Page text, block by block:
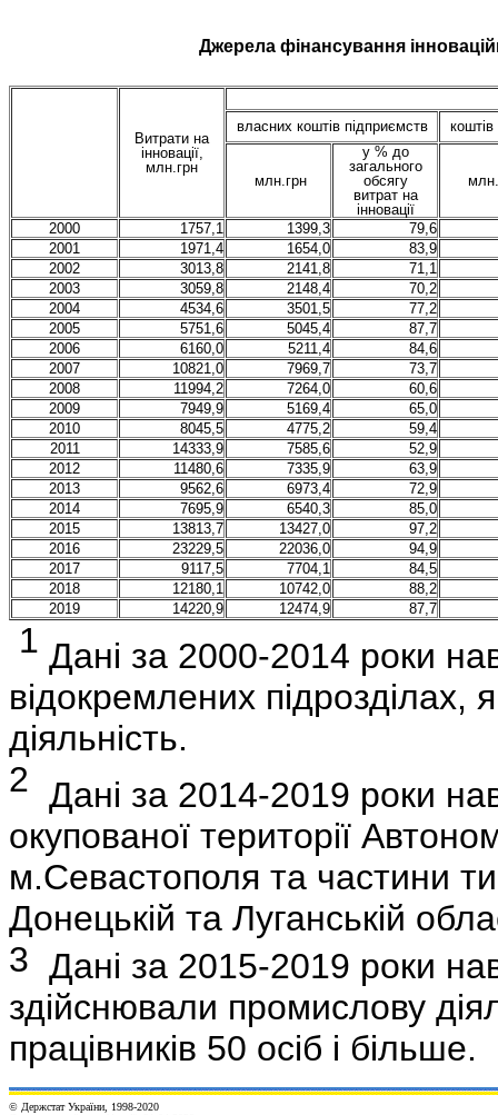
Джерела фінансування
Витрати на
інновації,
млн.грн
власнихкоштів підприємств
млн.грн
у % до
загального
обсягу
витрат на
інновації
2000 1757,1 1399,3
79,6
2001
1971,4 1654,0
83,9
2002
3013,8 2141,8
71,1
2003
3059,8 2148,4
70,2
2004
4534,6 3501,5
77,2
2005
5751,6 5045,4
87,7
2006
6160,0 5211,4
84,6
2007
10821,0 7969,7
73,7
2008
11994,2 7264,0
60,6
2009
7949,9 5169,4
65,0
2010
8045,5 4775,2
59,4
2011
14333,9 7585,6
52,9
2012
11480,6 7335,9
63,9
2013
9562,6 6973,4
72,9
2014
7695,9 6540,3
85,0
2015
13813,7 13427,0
97,2
2016
23229,5 22036,0
94,9
2017
9117,5 7704,1
84,5
2018
12180,1 10742,0
88,2
2019
14220,9 12474,9 87,7
1 Дані за 2000-2014 роки
відокремлених підрозділах,
діяльність.
2 Дані за 2014-2019 роки
окупованої території
м.Севастополя та частини
Донецькій та Луганській
3 Дані за 2015-2019 роки
здійснювали промислову
працівників 50 осіб і більше.
© Держстат України, 1998-2020